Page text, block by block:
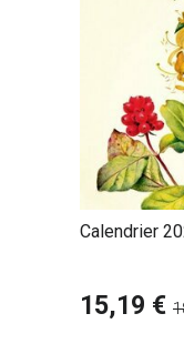
Calendrier
15,19 €